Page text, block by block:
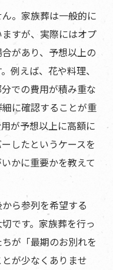
。家族葬は一般的に
すが、実際にはオプ
があり、予想以上の
例えば、花や料理、
での費用が積み重な
に確認することが重
が予想以上に高額に
したというケースを
かに重要かを教えて
ら参列を希望する
です。家族葬を行っ
が「最期のお別れを
が少なくありませ